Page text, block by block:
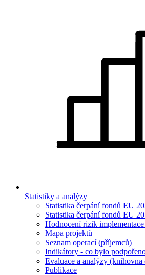
Statistiky a analýzy
Statistika čerpání fondů EU
Statistika čerpání fondů EU
Hodnocení rizik
Mapa projektů
Seznam operací (příjemců)
Indikátory - co bylo
Evaluace a analýzy (knihovna
Publikace